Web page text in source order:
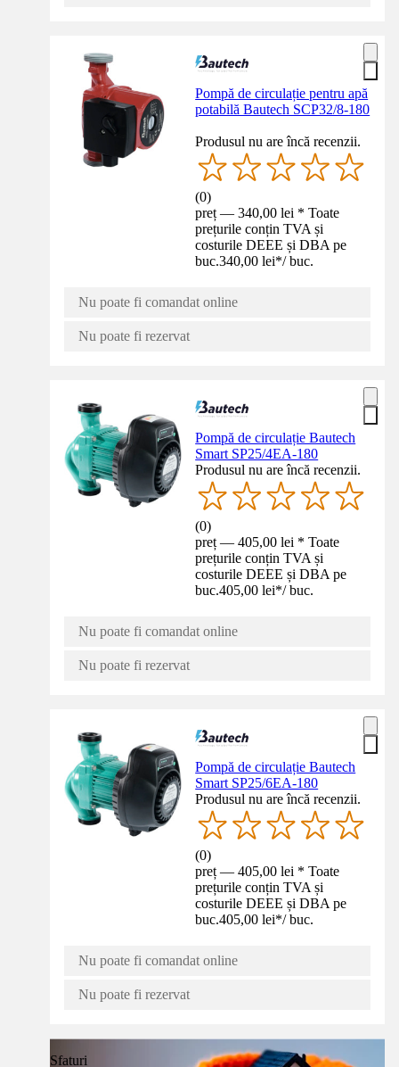
Pompă de circulație pentru apă
potabilă Bautech SCP32/8-180
Produsul nu are încă recenzii.
(0)
preț — 340,00 lei * Toate
prețurile conțin TVA și
costurile DEEE și DBA pe
buc.340,00 lei*/ buc.
Nu poate fi comandat online
Nu poate fi rezervat
Pompă de circulație Bautech
Smart SP25/4EA-180
Produsul nu are încă recenzii.
(0)
preț — 405,00 lei * Toate
prețurile conțin TVA și
costurile DEEE și DBA pe
buc.405,00 lei*/ buc.
Nu poate fi comandat online
Nu poate fi rezervat
Pompă de circulație Bautech
Smart SP25/6EA-180
Produsul nu are încă recenzii.
(0)
preț — 405,00 lei * Toate
prețurile conțin TVA și
costurile DEEE și DBA pe
buc.405,00 lei*/ buc.
Nu poate fi comandat online
Nu poate fi rezervat
Sfaturi